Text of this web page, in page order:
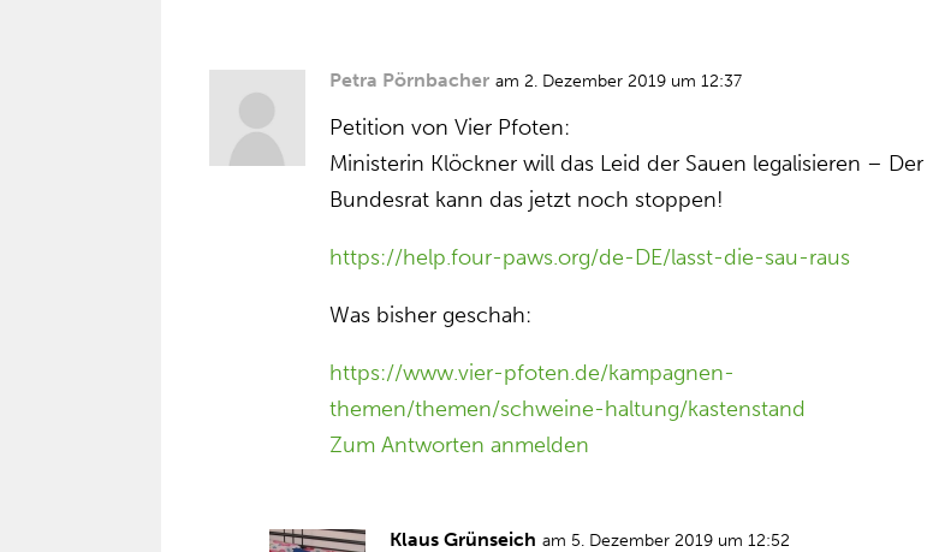
Petra Pörnbacher am 2. Dezember 2019 um 12:37
Petition von Vier Pfoten:
Ministerin Klöckner will das Leid der Sauen legalisieren – Der
Bundesrat kann das jetzt noch stoppen!
https://help.four-paws.org/de-DE/lasst-die-sau-raus
Was bisher geschah:
https://www.vier-pfoten.de/kampagnen-
themen/themen/schweine-haltung/kastenstand
Zum Antworten anmelden
Klaus Grünseich am 5. Dezember 2019 um 12:52